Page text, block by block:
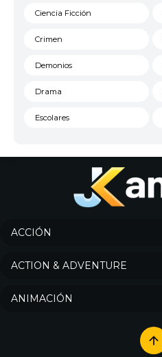
Ciencia Ficción
Crimen
Demonios
Drama
Escolares
Música
ACCIÓN
ACTION & ADVENTURE
ANIMACIÓN